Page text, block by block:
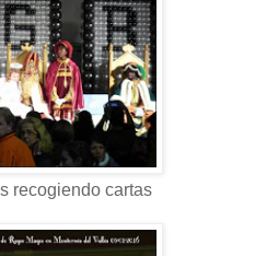
recogiendo cartas